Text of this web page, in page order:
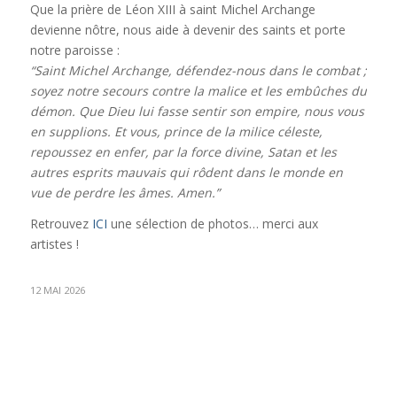
Que la prière de Léon XIII à saint Michel Archange
devienne nôtre, nous aide à devenir des saints et porte
notre paroisse :
“Saint Michel Archange, défendez-nous dans le combat ;
soyez notre secours contre la malice et les embûches du
démon. Que Dieu lui fasse sentir son empire, nous vous
en supplions. Et vous, prince de la milice céleste,
repoussez en enfer, par la force divine, Satan et les
autres esprits mauvais qui rôdent dans le monde en
vue de perdre les âmes. Amen.”
Retrouvez ICI une sélection de photos… merci aux
artistes !
12 MAI 2026